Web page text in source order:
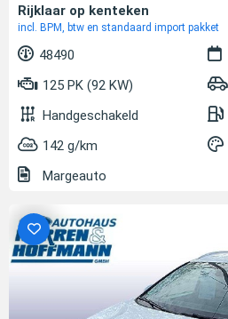
Rijklaar op kenteken
incl. BPM, btw en standaard import pakket
48490
125 PK (92 KW)
Handgeschakeld
142 g/km
Margeauto